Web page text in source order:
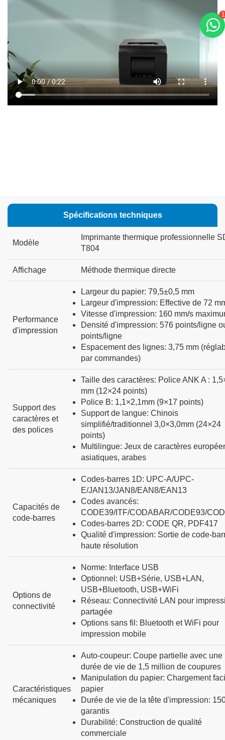
Spécifications techniques
Modèle
Imprimante thermique professionnelle
T804
Affichage Méthode thermique directe
Performance
d'impression
Largeur du papier: 79,5±0,5 mm
Largeur d'impression: Effective de 72
Vitesse d'impression: 160 mm/s
Densité d'impression: 576 points/ligne
points/ligne
Espacement des lignes: 3,75 mm
par commandes)
Support des
caractères et
des polices
Taille des caractères: Police ANK A :
mm (12×24 points)
Police B: 1,1×2,1mm (9×17 points)
Support de langue: Chinois
simplifié/traditionnel 3,0×3,0mm (24×24
points)
Multilingue: Jeux de caractères
asiatiques, arabes
Capacités de
code-barres
Codes-barres 1D: UPC-A/UPC-
E/JAN13/JAN8/EAN8/EAN13
Codes avancés:
CODE39/ITF/CODABAR/CODE93/
Codes-barres 2D: CODE QR, PDF417
Qualité d'impression: Sortie de code-
haute résolution
Options de
connectivité
Norme: Interface USB
Optionnel : USB+Série, USB+LAN,
USB+Bluetooth, USB+WiFi
Réseau: Connectivité LAN pour
partagée
Options sans fil : Bluetooth et WiFi pour
impression mobile
Caractéristiques
mécaniques
Auto-coupeur: Coupe partielle avec une
durée de vie de 1,5 million de coupures
Manipulation du papier: Chargement
papier
Durée de vie de la tête d'impression:
garantis
Durabilité: Construction de qualité
commerciale